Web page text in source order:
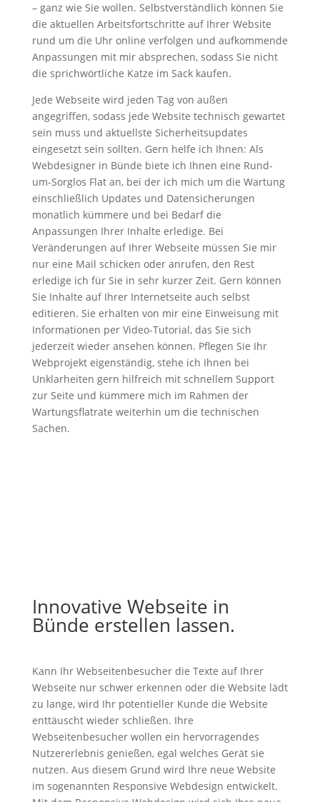
– ganz wie Sie wollen. Selbstverständlich können Sie
die aktuellen Arbeitsfortschritte auf Ihrer Website
rund um die Uhr online verfolgen und aufkommende
Anpassungen mit mir absprechen, sodass Sie nicht
die sprichwörtliche Katze im Sack kaufen.
Jede Webseite wird jeden Tag von außen
angegriffen, sodass jede Website technisch gewartet
sein muss und aktuellste Sicherheitsupdates
eingesetzt sein sollten. Gern helfe ich Ihnen: Als
Webdesigner in Bünde biete ich Ihnen eine Rund-
um-Sorglos Flat an, bei der ich mich um die Wartung
einschließlich Updates und Datensicherungen
monatlich kümmere und bei Bedarf die
Anpassungen Ihrer Inhalte erledige. Bei
Veränderungen auf Ihrer Webseite müssen Sie mir
nur eine Mail schicken oder anrufen, den Rest
erledige ich für Sie in sehr kurzer Zeit. Gern können
Sie Inhalte auf Ihrer Internetseite auch selbst
editieren. Sie erhalten von mir eine Einweisung mit
Informationen per Video-Tutorial, das Sie sich
jederzeit wieder ansehen können. Pflegen Sie Ihr
Webprojekt eigenständig, stehe ich Ihnen bei
Unklarheiten gern hilfreich mit schnellem Support
zur Seite und kümmere mich im Rahmen der
Wartungsflatrate weiterhin um die technischen
Sachen.
Innovative Webseite in
Bünde erstellen lassen.
Kann Ihr Webseitenbesucher die Texte auf Ihrer
Webseite nur schwer erkennen oder die Website lädt
zu lange, wird Ihr potentieller Kunde die Website
enttäuscht wieder schließen. Ihre
Webseitenbesucher wollen ein hervorragendes
Nutzererlebnis genießen, egal welches Gerät sie
nutzen. Aus diesem Grund wird Ihre neue Website
im sogenannten Responsive Webdesign entwickelt.